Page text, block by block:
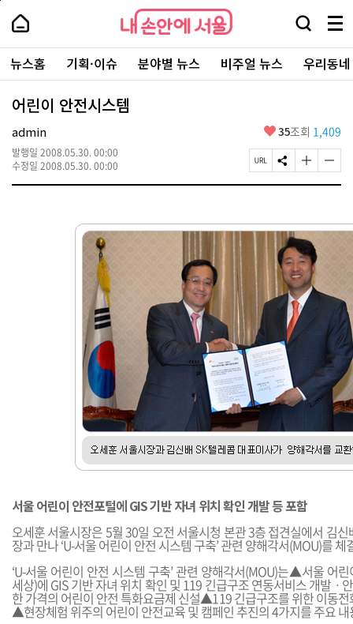
본
로
가
내
손
안
에
서
울
-
서
울
시
대
표
소
내
손
에
울
검
창
열
기
메
뉴
전
체
보
주
요
서
뉴스홈 기획·이슈 분야별 뉴스 비주얼 뉴스 우리동
어린이 안전시스템
admin
발행일 2008.05.30. 00:00
수정일 2008.05.30. 00:00
좋
요
35조회 1,409
페
이
R
L
사
S
N
유
하
기
글
자
크
게
변
경
하
기
글
자
작
게
서울 어린이 안전포털에 GIS 기반 자녀 위치 확인 개발 등 포함
오세훈 서울시장은 5월 30일 오전 서울시청 본관 3층 접견실에서 김
장과 만나 ‘U-서울 어린이 안전 시스템 구축’ 관련 양해각서(MOU)를 체
‘U-서울 어린이 안전 시스템 구축’ 관련 양해각서(MOU)는▲서울 어
세상)에 GIS 기반 자녀 위치 확인 및 119 긴급구조 연동서비스 개발ㆍ
한 가격의 어린이 안전 특화요금제 신설▲119 긴급구조를 위한 이동전
▲현장체험 위주의 어린이 안전교육 및 캠페인 추진의 4가지를 주요 내
페
상
단
로